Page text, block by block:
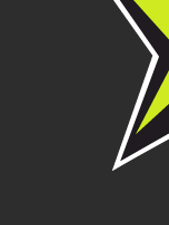
Защита